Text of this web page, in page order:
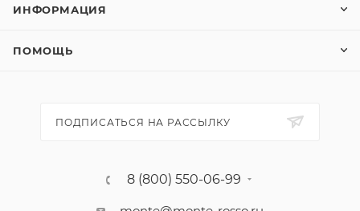
ИНФОРМАЦИЯ
ПОМОЩЬ
ПОДПИСАТЬСЯ НА РАССЫЛКУ
8 (800) 550-06-99